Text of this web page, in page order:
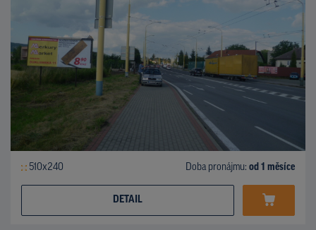
510x240 Doba pronájmu: od 1 měsíce
DETAIL